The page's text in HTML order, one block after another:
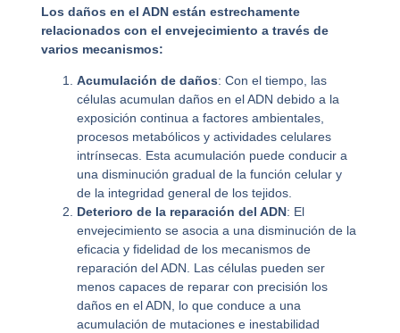
Los daños en el ADN están estrechamente
relacionados con el envejecimiento a través de
varios mecanismos:
Acumulación de daños: Con el tiempo, las
células acumulan daños en el ADN debido a la
exposición continua a factores ambientales,
procesos metabólicos y actividades celulares
intrínsecas. Esta acumulación puede conducir a
una disminución gradual de la función celular y
de la integridad general de los tejidos.
Deterioro de la reparación del ADN: El
envejecimiento se asocia a una disminución de la
eficacia y fidelidad de los mecanismos de
reparación del ADN. Las células pueden ser
menos capaces de reparar con precisión los
daños en el ADN, lo que conduce a una
acumulación de mutaciones e inestabilidad